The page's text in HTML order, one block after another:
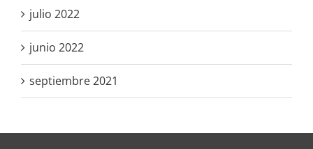
julio 2022
junio 2022
septiembre 2021